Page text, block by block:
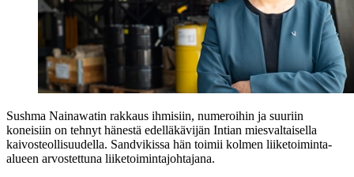
Sushma Nainawatin rakkaus ihmisiin, numeroihin ja suuriin
koneisiin on tehnyt hänestä edelläkävijän Intian miesvaltaisella
kaivosteollisuudella. Sandvikissa hän toimii kolmen liiketoiminta-
alueen arvostettuna liiketoimintajohtajana.